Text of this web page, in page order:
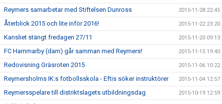
Reymers samarbetar med Stiftelsen Dunross 2015-11-28 22:45
Återblick 2015 och lite inför 2016! 2015-11-22 23:20
Kansliet stängt fredagen 27/11 2015-11-20 09:13
FC Hammarby (dam) går samman med Reymers! 2015-11-15 19:40
Redovisning Gräsroten 2015 2015-11-06 10:22
Reymersholms IK:s fotbollsskola - Eftis söker instruktörer 2015-11-04 12:57
Reymersspelare till distriktslagets utbildningsdag 2015-10-19 12:59